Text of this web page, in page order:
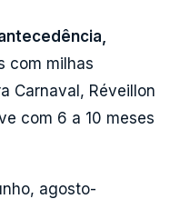
com milhas
Carnaval, Réveillon
com 6 a 10 meses
agosto-